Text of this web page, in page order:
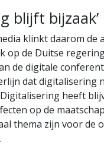
blijft bijzaak’
klinkt daarom de
op de Duitse
de digitale
dat digitalisering
heeft
op de
thema zijn voor de
.